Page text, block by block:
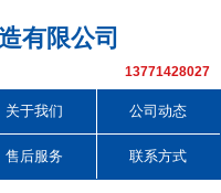
有限公司
13771428027
关于我们 公司动态
售后服务 联系方式